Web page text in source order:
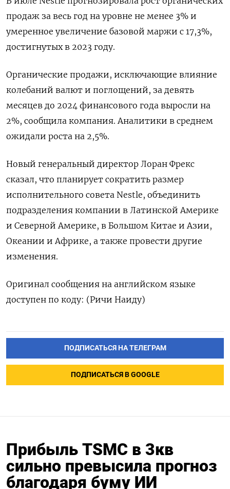
продаж за весь год на уровне не менее 3% и
умеренное увеличение базовой маржи с 17,3%,
достигнутых в 2023 году.
Органические продажи, исключающие влияние
колебаний валют и поглощений, за девять
месяцев до 2024 финансового года выросли на
2%, сообщила компания. Аналитики в среднем
ожидали роста на 2,5%.
Новый генеральный директор Лоран Фрекс
сказал, что планирует сократить размер
исполнительного совета Nestle, объединить
подразделения компании в Латинской Америке
и Северной Америке, в Большом Китае и Азии,
Океании и Африке, а также провести другие
изменения.
Оригинал сообщения на английском языке
доступен по коду: (Ричи Наиду)
ПОДПИСАТЬСЯ НА ТЕЛЕГРАМ
ПОДПИСАТЬСЯ В GOOGLE
Прибыль TSMC в 3кв
сильно превысила прогноз
благодаря буму ИИ